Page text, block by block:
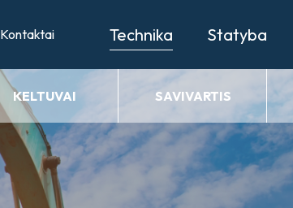
Kontaktai Technika
KELTUVAI SAVIVARTIS
Statyba